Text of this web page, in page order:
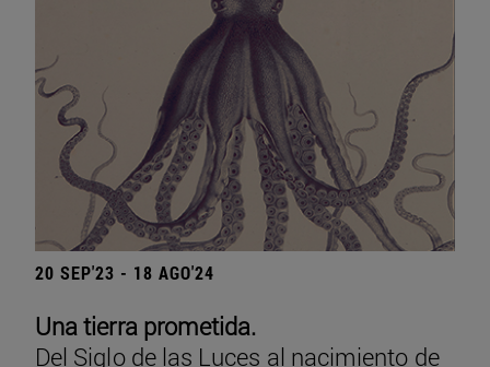
20 SEP'23 - 18 AGO'24
Una tierra prometida.
Del Siglo de las Luces al nacimiento de